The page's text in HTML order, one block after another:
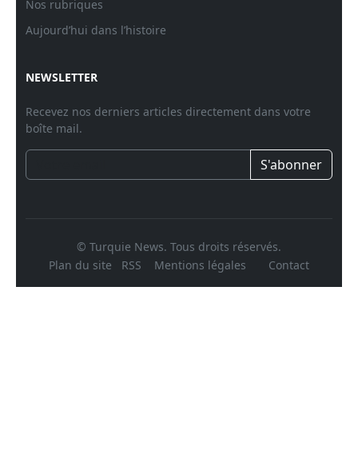
Nos rubriques
Aujourd’hui dans l’histoire
NEWSLETTER
Recevez nos derniers articles directement dans votre
boîte mail.
S'abonner
© Turquie News. Tous droits réservés.
Plan du site
RSS Mentions légales Contact